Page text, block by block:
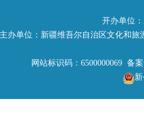
家访点停
景点参观，
点以高价出
良行为造
开办单位
主办单位：新疆维吾尔自治区文化和
网站标识码：6500000069 备